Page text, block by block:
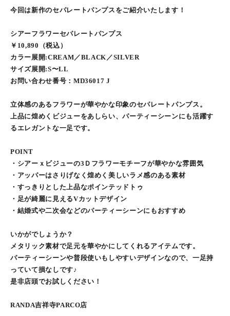
今回は新作のセパレートパンプスをご紹介いたします！
シアーフラワーセパレートパンプス
￥10,890（税込）
カラー展開:CREAM／BLACK／SILVER
サイズ展開:S〜LL
お問い合わせ番号：MD36017 J
立体感のあるフラワーが華やかな印象のセパレートパンプス。
上品に煌めくビジューをあしらい、パーティーシーンにも活躍す
るエレガントな一足です。
POINT
・シアーｘビジューの3Ｄフラワーモチーフが華やかな雰囲気
・アッパーはさりげなく煌めく美しいラメ感のある素材
・すっきりとした上品なポインテッドトゥ
・足が綺麗に見えるVカットデザイン
・結婚式や二次会などのパーティーシーンにもおすすめ
いかがでしょうか？
メタリック素材で足元を華やかにしてくれるアイテムです。
パーティーシーンや普段使いもしやすいデザインなので、一足持
っていて損なしです♪
是非店頭でお試しください！
RANDA吉祥寺PARCO店